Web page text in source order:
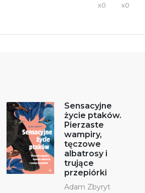
x0
x0
Sensacyjne
życie ptaków.
Pierzaste
wampiry,
tęczowe
albatrosy i
trujące
przepiórki
Adam Zbyryt